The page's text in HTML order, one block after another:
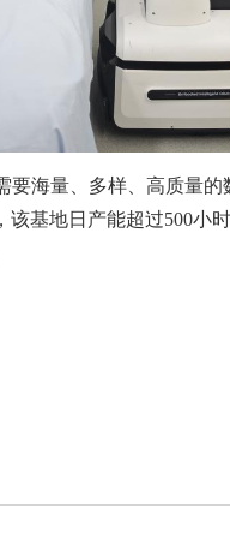
要海量、多样、高质量
基地日产能超过500小